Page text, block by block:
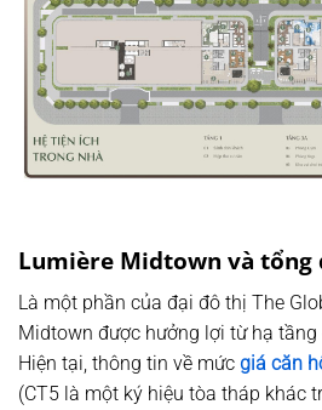
Lumière Midtown và tổng
Là một phần của đại đô thị The
Midtown được hưởng lợi từ hạ tầng
Hiện tại, thông tin về mức giá căn
(CT5 là một ký hiệu tòa tháp khác